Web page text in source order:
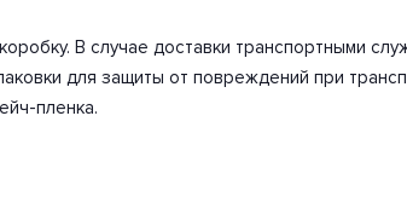
В случае доставки транспортными
для защиты от повреждений при
пленка.